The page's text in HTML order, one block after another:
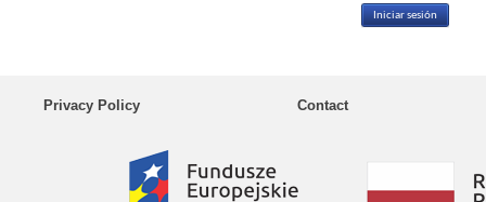
Privacy Policy Contact